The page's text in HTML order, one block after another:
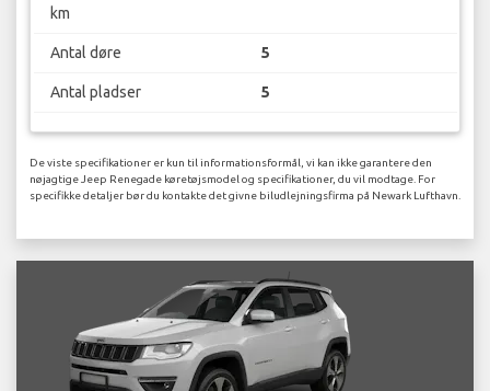
km
Antal døre 5
Antal pladser 5
De viste specifikationer er kun til informationsformål, vi kan ikke garantere den
nøjagtige Jeep Renegade køretøjsmodel og specifikationer, du vil modtage. For
specifikke detaljer bør du kontakte det givne biludlejningsfirma på Newark Lufthavn.